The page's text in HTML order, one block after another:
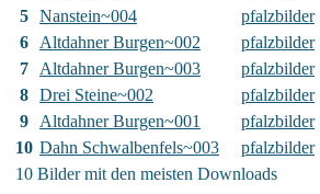
5 Nanstein~004 pfalzbilder
6
Altdahner Burgen~002 pfalzbilder
7
Altdahner Burgen~003 pfalzbilder
8 Drei Steine~002 pfalzbilder
9
Altdahner Burgen~001 pfalzbilder
10 Dahn Schwalbenfels~003 pfalzbilder
10 Bilder mit den meisten Downloads